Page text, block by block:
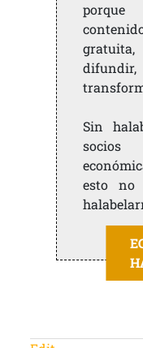
Sin
esto no